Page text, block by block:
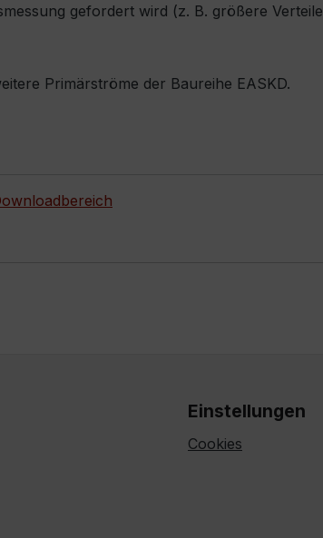
gefordert wird (z. B. größere
Primärströme der Baureihe EASKD.
Einstellungen
Cookies